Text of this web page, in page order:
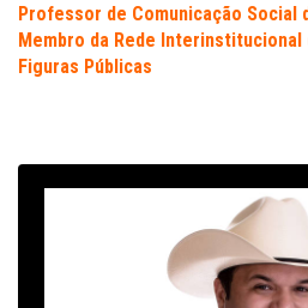
Professor de Comunicação Social
Membro da Rede
Figuras Públicas